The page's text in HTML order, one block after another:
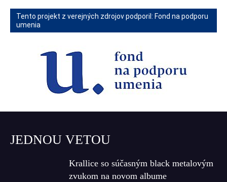
Tento projekt z verejných zdrojov podporil: Fond na podporu
umenia
JEDNOU VETOU
Krallice so súčasným black metalovým
zvukom na novom albume